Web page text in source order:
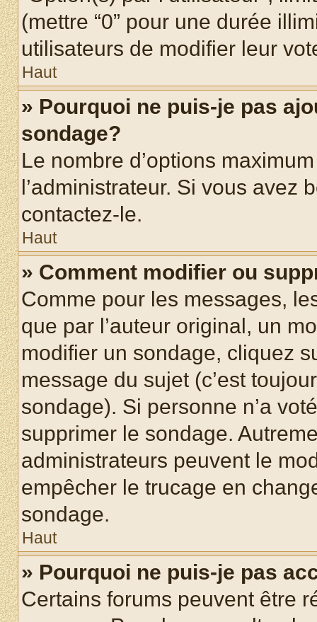
(mettre “0” pour une durée
utilisateurs de modifier leur
Haut
» Pourquoi ne puis-je pas
sondage?
Le nombre d’options
l’administrateur. Si vous avez
contactez-le.
Haut
» Comment modifier ou
Comme pour les messages,
que par l’auteur original, un
modifier un sondage, cliquez
message du sujet (c’est
sondage). Si personne n’a
supprimer le sondage.
administrateurs peuvent le
empêcher le trucage en
sondage.
Haut
» Pourquoi ne puis-je pas
Certains forums peuvent être